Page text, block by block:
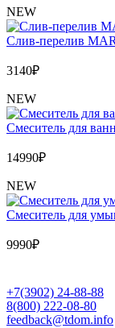
NEW
Слив-перелив
3140₽
NEW
Cмеситель для
14990₽
NEW
Cмеситель для
9990₽
+7(3902) 24-88-88
8(800) 222-08-80
feedback@tdom.info